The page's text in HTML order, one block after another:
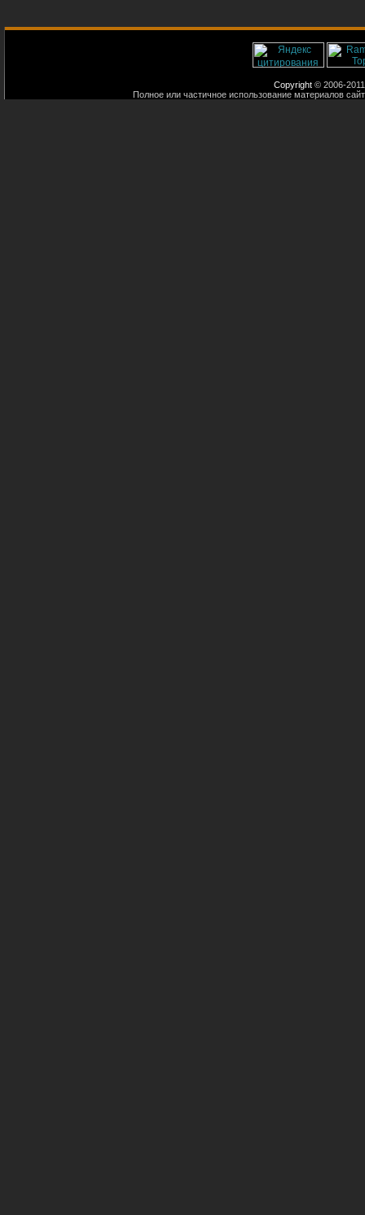
Copyright © 2006-
Полное или частичное использование материалов